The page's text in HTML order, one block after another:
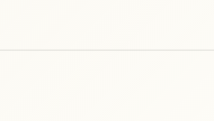
одними из лучших в своем